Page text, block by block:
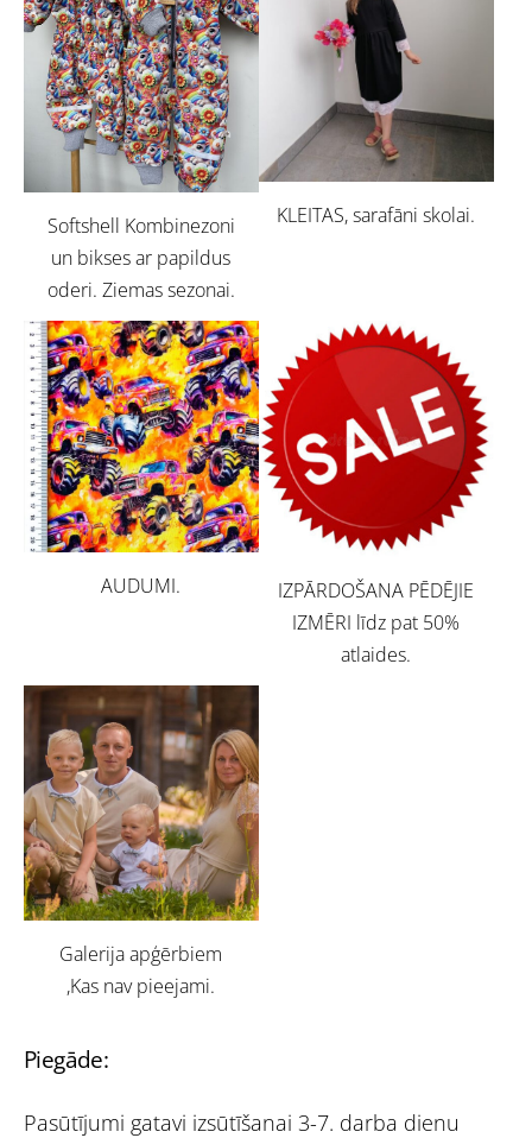
Piegāde:
Pasūtījumi gatavi izsūtīšanai 3-7. darba dienu
Softshell Kombinezoni
un bikses ar papildus
oderi. Ziemas sezonai.
KLEITAS, sarafāni skolai.
AUDUMI.
IZPĀRDOŠANA PĒDĒJIE
IZMĒRI līdz pat 50%
atlaides.
Galerija apģērbiem
,Kas nav pieejami.